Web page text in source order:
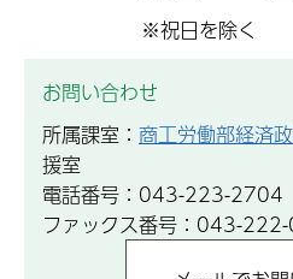
※祝日を除く
お問い合わせ
所属課室： 商工労働部経済
援室
電話番号：043-223-2704
ファックス番号：043-